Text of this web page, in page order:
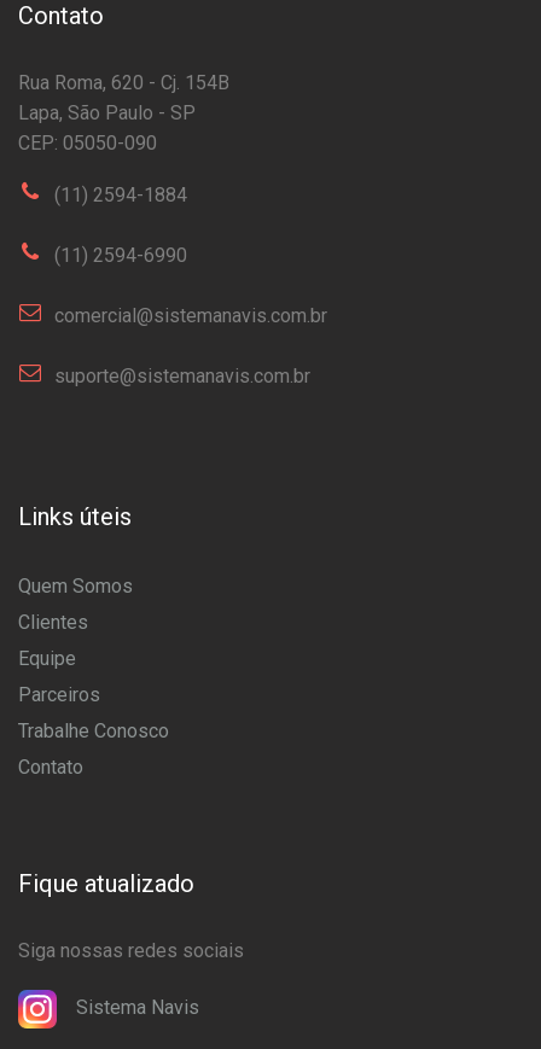
Contato
Rua Roma, 620 - Cj. 154B
Lapa, São Paulo - SP
CEP: 05050-090
(11) 2594-1884
(11) 2594-6990
comercial@sistemanavis.com.br
suporte@sistemanavis.com.br
Links úteis
Quem Somos
Clientes
Equipe
Parceiros
Trabalhe Conosco
Contato
Fique atualizado
Siga nossas redes sociais
Sistema Navis